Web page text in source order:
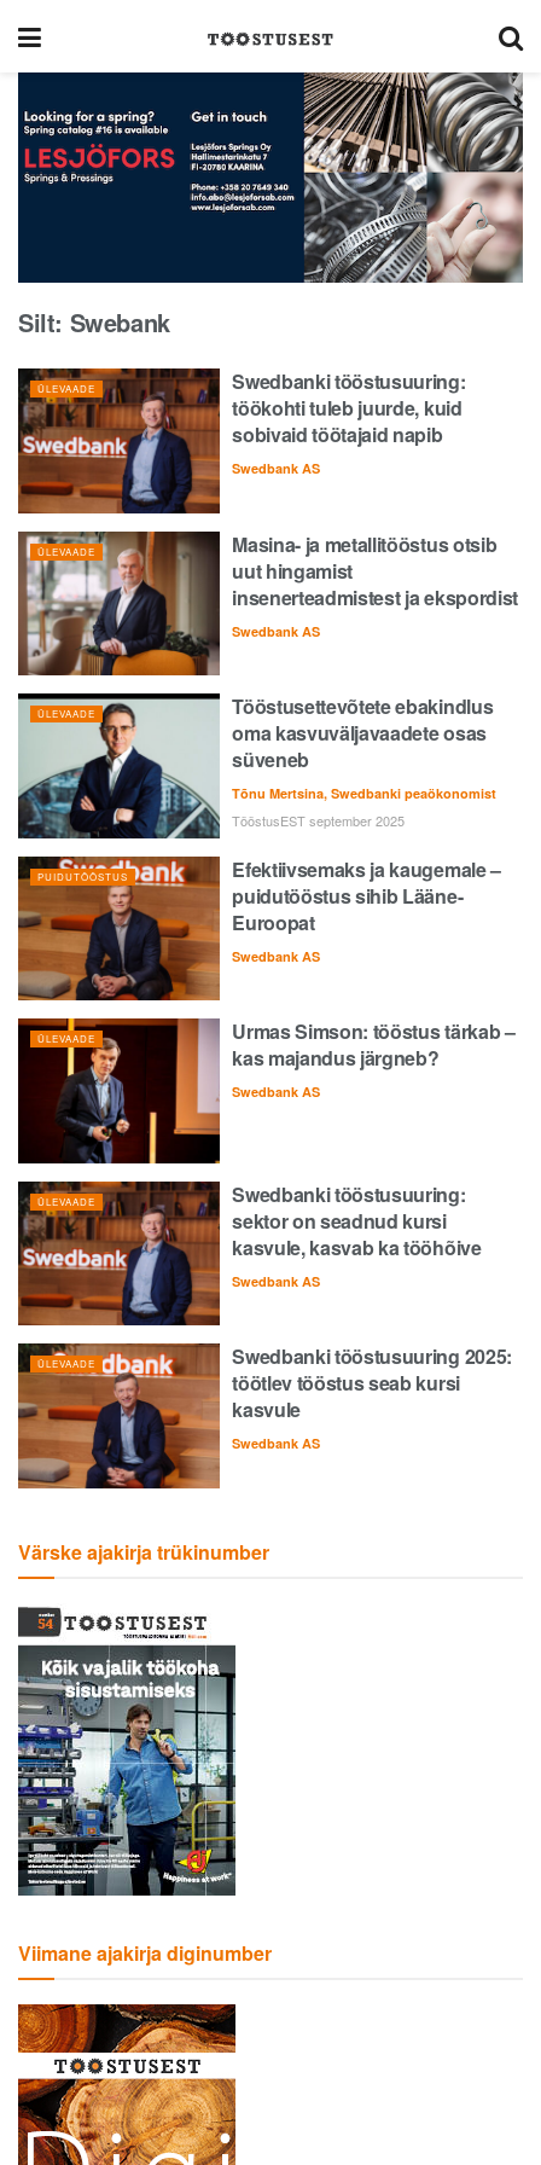
Silt: Swebank
ÜLEVAADE
Swedbanki tööstusuuring:
töökohti tuleb juurde, kuid
sobivaid töötajaid napib
Swedbank AS
ÜLEVAADE
Masina- ja metallitööstus otsib
uut hingamist
insenerteadmistest ja ekspordist
Swedbank AS
ÜLEVAADE
Tööstusettevõtete ebakindlus
oma kasvuväljavaadete osas
süveneb
Tõnu Mertsina, Swedbanki peaökonomist
TööstusEST september 2025
PUIDUTÖÖSTUS
Efektiivsemaks ja kaugemale –
puidutööstus sihib Lääne-
Euroopat
Swedbank AS
ÜLEVAADE
Urmas Simson: tööstus tärkab –
kas majandus järgneb?
Swedbank AS
ÜLEVAADE
Swedbanki tööstusuuring:
sektor on seadnud kursi
kasvule, kasvab ka tööhõive
Swedbank AS
ÜLEVAADE
Swedbanki tööstusuuring 2025:
töötlev tööstus seab kursi
kasvule
Swedbank AS
Värske ajakirja trükinumber
Viimane ajakirja diginumber